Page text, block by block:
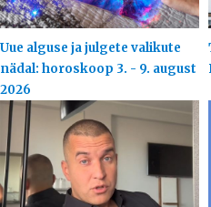
Uue alguse ja julgete valikute
nädal: horoskoop 3. - 9. august
2026